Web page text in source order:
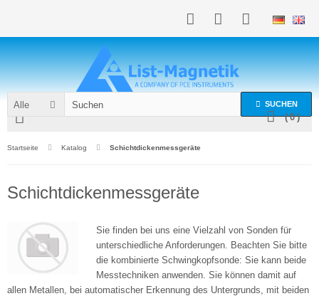
Alle SUCHEN
( 0 )
Startseite Katalog Schichtdickenmessgeräte
Schichtdickenmessgeräte
Sie finden bei uns eine Vielzahl von Sonden für
unterschiedliche Anforderungen. Beachten Sie bitte
die kombinierte Schwingkopfsonde: Sie kann beide
Messtechniken anwenden. Sie können damit auf
allen Metallen, bei automatischer Erkennung des Untergrunds, mit beiden